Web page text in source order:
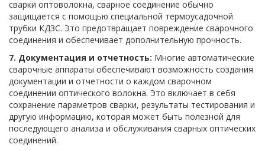
сварки оптоволокна, сварное соединение обычно
защищается с помощью специальной термоусадочной
трубки КДЗС. Это предотвращает повреждение сварочного
соединения и обеспечивает дополнительную прочность.
7. Документация и отчетность: Многие автоматические
сварочные аппараты обеспечивают возможность создания
документации и отчетности о каждом сварочном
соединении оптического волокна. Это включает в себя
сохранение параметров сварки, результаты тестирования и
другую информацию, которая может быть полезной для
последующего анализа и обслуживания сварных оптических
соединений.